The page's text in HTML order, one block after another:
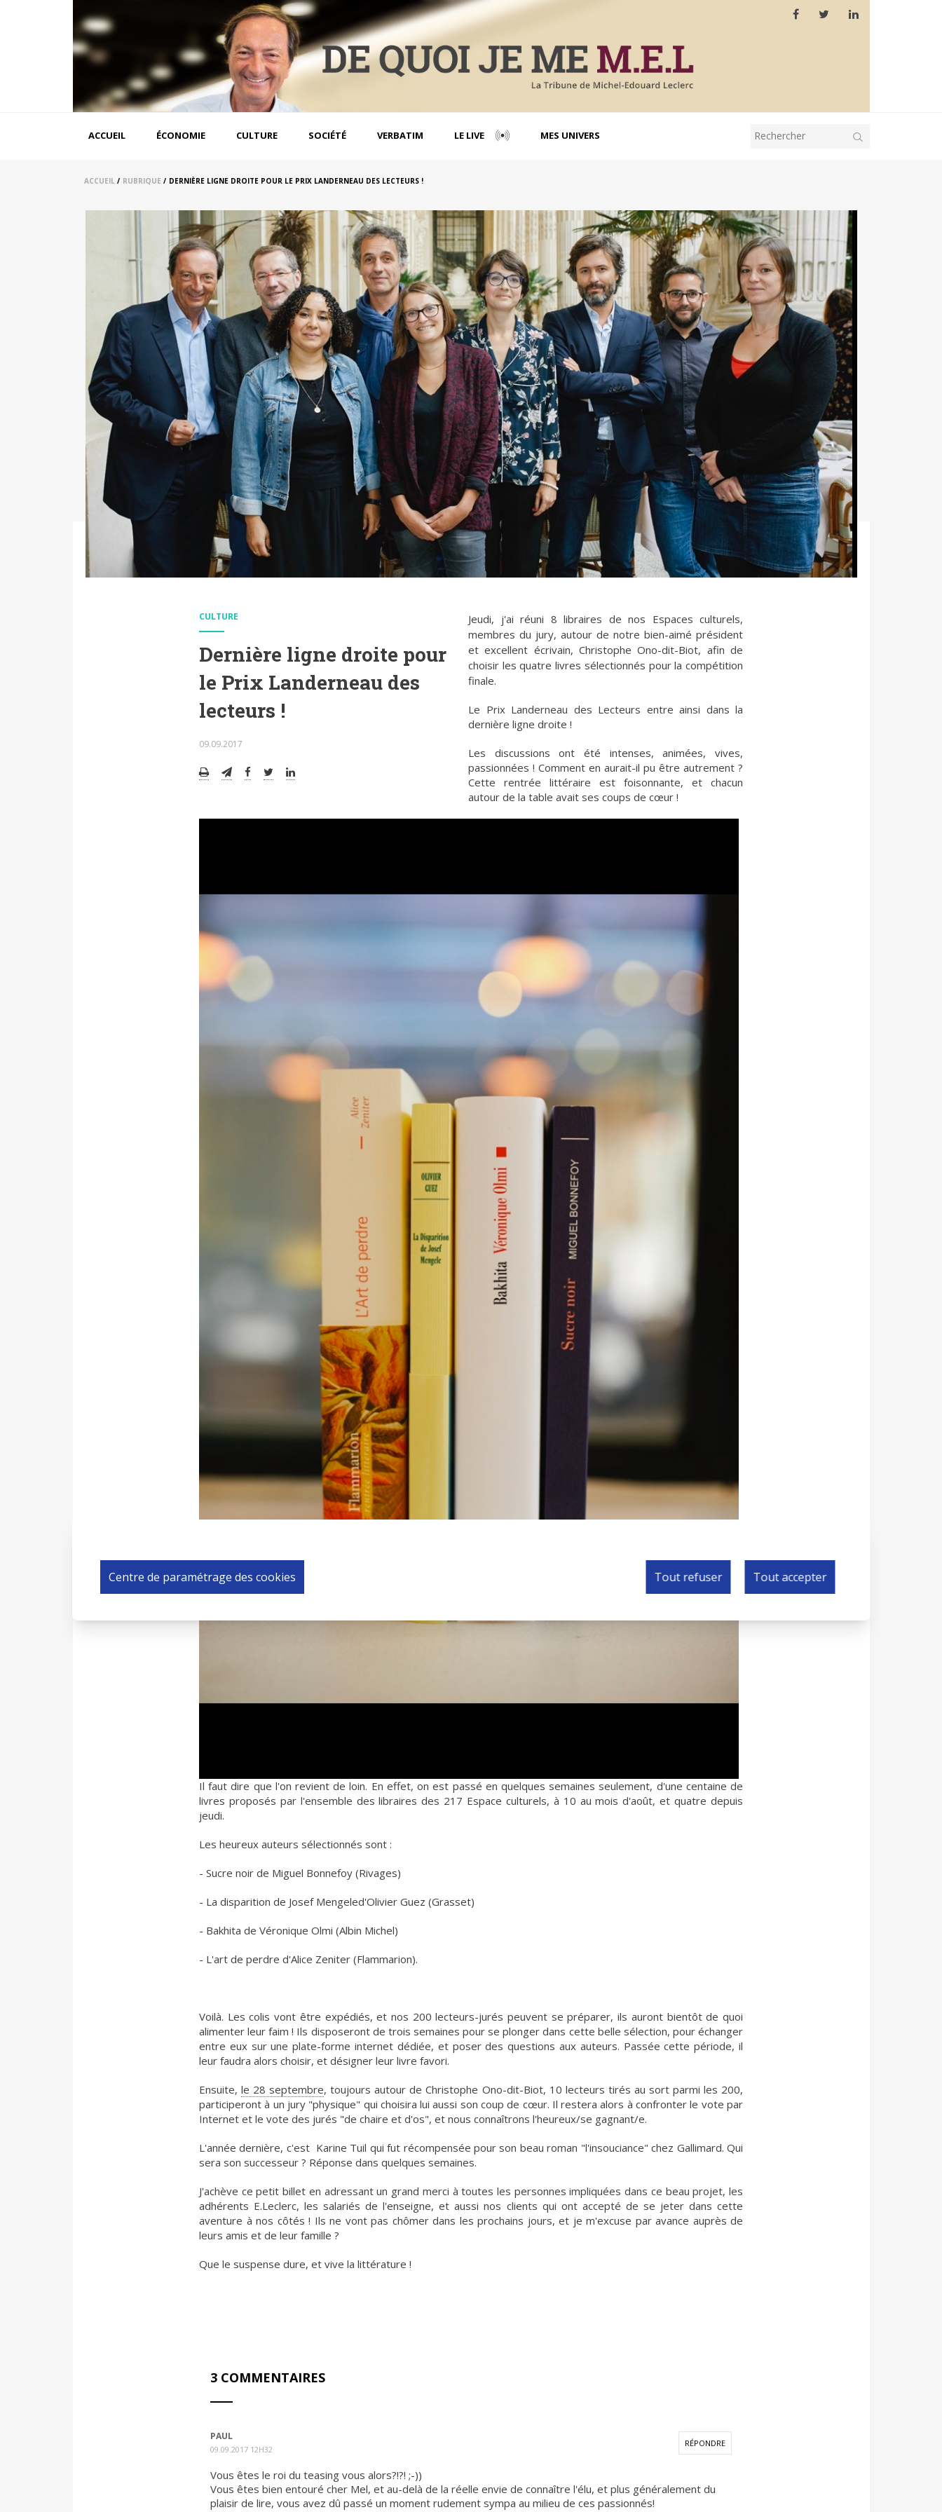
principale
ACCUEIL ÉCONOMIE CULTURE SOCIÉTÉ VERBATIM LE LIVE MES UNIVERS
ACCUEIL/ RUBRIQUE / DERNIÈRE LIGNE DROITE POUR LE PRIX LANDERNEAU DES LECTEURS !
CULTURE
Dernière ligne droite pour
le Prix Landerneau des
lecteurs !
09.09.2017
Jeudi, j'ai réuni 8 libraires de nos Espaces culturels,
membres du jury, autour de notre bien-aimé président
et excellent écrivain, Christophe Ono-dit-Biot, afin de
choisir les quatre livres sélectionnés pour la compétition
finale.
Le Prix Landerneau des Lecteurs entre ainsi dans la
dernière ligne droite !
Les discussions ont été intenses, animées, vives,
passionnées ! Comment en aurait-il pu être autrement ?
Cette rentrée littéraire est foisonnante, et chacun
autour de la table avait ses coups de cœur !
Il faut dire que l'on revient de loin. En effet, on est passé en quelques semaines seulement, d'une centaine de
livres proposés par l'ensemble des libraires des 217 Espace culturels, à 10 au mois d'août, et quatre depuis
jeudi.
Les heureux auteurs sélectionnés sont :
- Sucre noir de Miguel Bonnefoy (Rivages)
- La disparition de Josef Mengeled'Olivier Guez (Grasset)
- Bakhita de Véronique Olmi (Albin Michel)
- L'art de perdre d'Alice Zeniter (Flammarion).
Voilà. Les colis vont être expédiés, et nos 200 lecteurs-jurés peuvent se préparer, ils auront bientôt de quoi
alimenter leur faim ! Ils disposeront de trois semaines pour se plonger dans cette belle sélection, pour échanger
entre eux sur une plate-forme internet dédiée, et poser des questions aux auteurs. Passée cette période, il
leur faudra alors choisir, et désigner leur livre favori.
Ensuite,le 28 septembre, toujours autour de Christophe Ono-dit-Biot, 10 lecteurs tirés au sort parmi les 200,
participeront à un jury "physique" qui choisira lui aussi son coup de cœur. Il restera alors à confronter le vote par
Internet et le vote des jurés "de chaire et d'os", et nous connaîtrons l'heureux/se gagnant/e.
L'année dernière, c'est Karine Tuil qui fut récompensée pour son beau roman "l'insouciance" chez Gallimard. Qui
sera son successeur ? Réponse dans quelques semaines.
J'achève ce petit billet en adressant un grand merci à toutes les personnes impliquées dans ce beau projet, les
adhérents E.Leclerc, les salariés de l'enseigne, et aussi nos clients qui ont accepté de se jeter dans cette
aventure à nos côtés ! Ils ne vont pas chômer dans les prochains jours, et je m'excuse par avance auprès de
leurs amis et de leur famille ?
Que le suspense dure, et vive la littérature !
3 COMMENTAIRES
PAUL
09.09.2017 12H32
RÉPONDRE
Vous êtes le roi du teasing vous alors?!?! ;-))
Vous êtes bien entouré cher Mel, et au-delà de la réelle envie de connaître l'élu, et plus généralement du
plaisir de lire, vous avez dû passé un moment rudement sympa au milieu de ces passionnés!
Centre de paramétrage des cookies Tout refuser Tout accepter